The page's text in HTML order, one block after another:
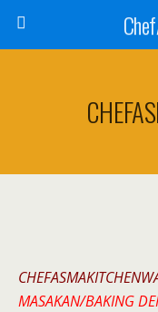
MASAKAN/BAKING